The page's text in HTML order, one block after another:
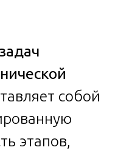
задач
собой
этапов,